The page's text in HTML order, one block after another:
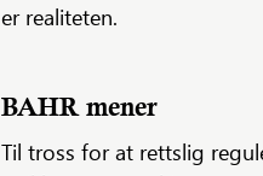
er realiteten.
BAHR mener
Til tross for at rettslig